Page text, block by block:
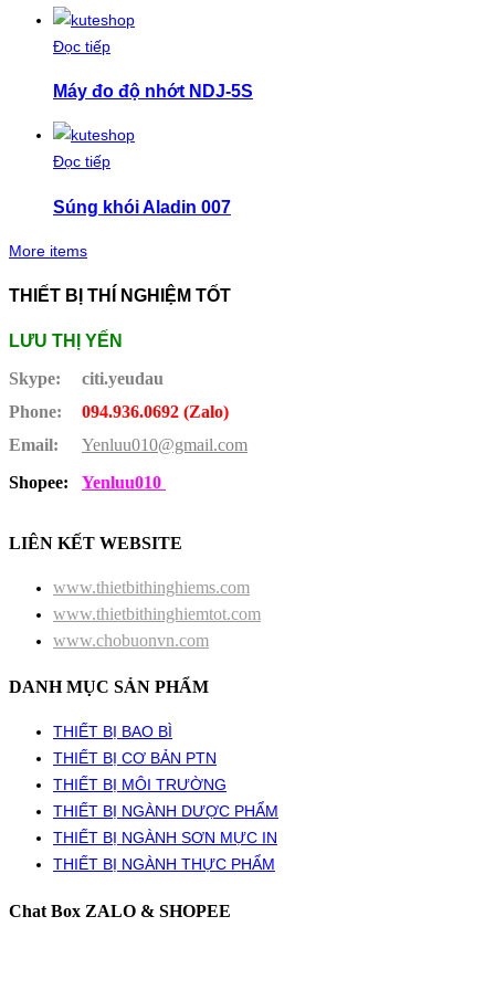
Đọc tiếp
Máy đo độ nhớt NDJ-5S
Đọc tiếp
Súng khói Aladin 007
More items
THIẾT BỊ THÍ NGHIỆM TỐT
LƯU THỊ YẾN
Skype:
citi.yeudau
Phone:
094.936.0692 (Zalo)
Email:
Yenluu010@gmail.com
Shopee:
Yenluu010
LIÊN KẾT WEBSITE
www.thietbithinghiems.com
www.thietbithinghiemtot.com
www.chobuonvn.com
DANH MỤC SẢN PHẨM
THIẾT BỊ BAO BÌ
THIẾT BỊ CƠ BẢN PTN
THIẾT BỊ MÔI TRƯỜNG
THIẾT BỊ NGÀNH DƯỢC PHẨM
THIẾT BỊ NGÀNH SƠN MỰC IN
THIẾT BỊ NGÀNH THỰC PHẨM
Chat Box ZALO & SHOPEE